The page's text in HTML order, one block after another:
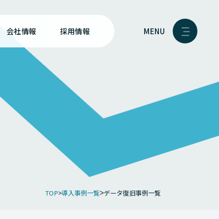
会社情報 採用情報 MENU
TOP 導入事例一覧 データ復旧事例一覧